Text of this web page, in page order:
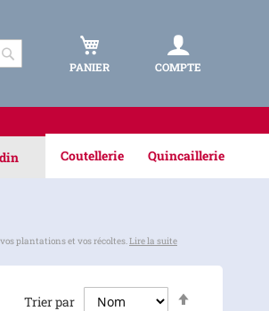
RechercherPANIER COMPTE
Coutellerie Quincaillerie
plantations et vos récoltes.Lire la suite
Trier par